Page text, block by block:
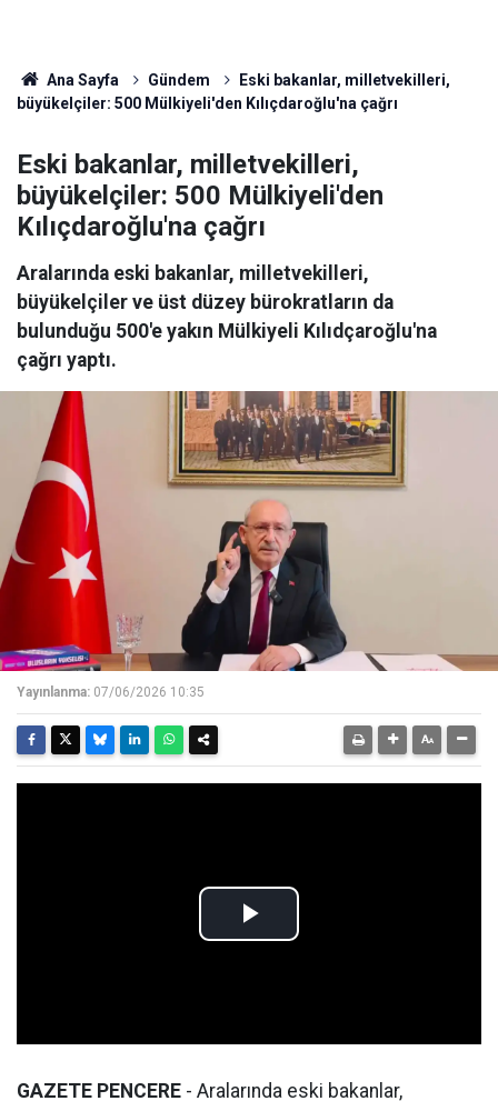
Ana Sayfa Gündem
Eski bakanlar, milletvekilleri,
büyükelçiler: 500 Mülkiyeli'den Kılıçdaroğlu'na çağrı
Eski bakanlar, milletvekilleri,
büyükelçiler: 500 Mülkiyeli'den
Kılıçdaroğlu'na çağrı
Aralarında eski bakanlar, milletvekilleri,
büyükelçiler ve üst düzey bürokratların da
bulunduğu 500'e yakın Mülkiyeli Kılıdçaroğlu'na
çağrı yaptı.
Yayınlanma: 07/06/2026 10:35
GAZETE PENCERE - Aralarında eski bakanlar,